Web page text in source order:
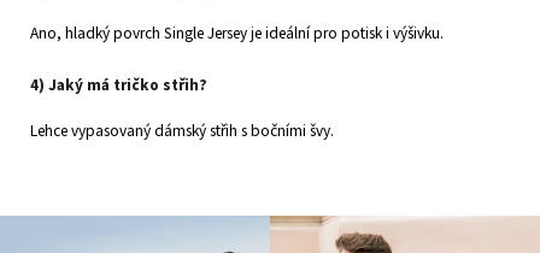
Ano, hladký povrch Single Jersey je ideální pro potisk i výšivku.
4) Jaký má tričko střih?
Lehce vypasovaný dámský střih s bočními švy.